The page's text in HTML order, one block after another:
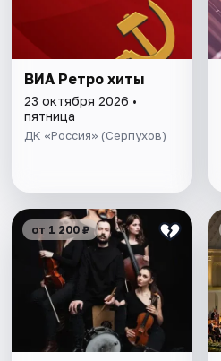
ВИА Ретро хиты
23 октября 2026 •
пятница
ДК «Россия» (Серпухов)
от 1 200 ₽